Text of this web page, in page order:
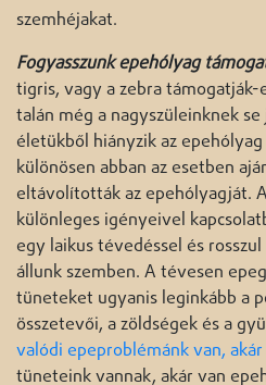
szemhéjakat.
Fogyasszunk epehólyag
tigris, vagy a zebra támogatják-
talán még a nagyszüleinknek
életükből hiányzik az
különösen abban az esetben
eltávolították az epehólyagját.
különleges igényeivel
egy laikus tévedéssel és
állunk szemben. A tévesen
tüneteket ugyanis leginkább a
összetevői, a zöldségek és a
valódi epeproblémánk van,
tüneteink vannak, akár van